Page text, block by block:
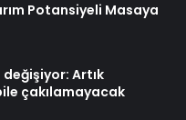
Potansiyeli Masaya
Artık
çakılamayacak